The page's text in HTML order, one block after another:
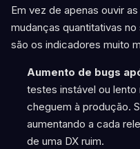
Em vez de apenas ouvir
mudanças quantitativas
são os indicadores muito
Aumento de bugs
testes instável ou
cheguem à produção.
aumentando a cada
de uma DX ruim.